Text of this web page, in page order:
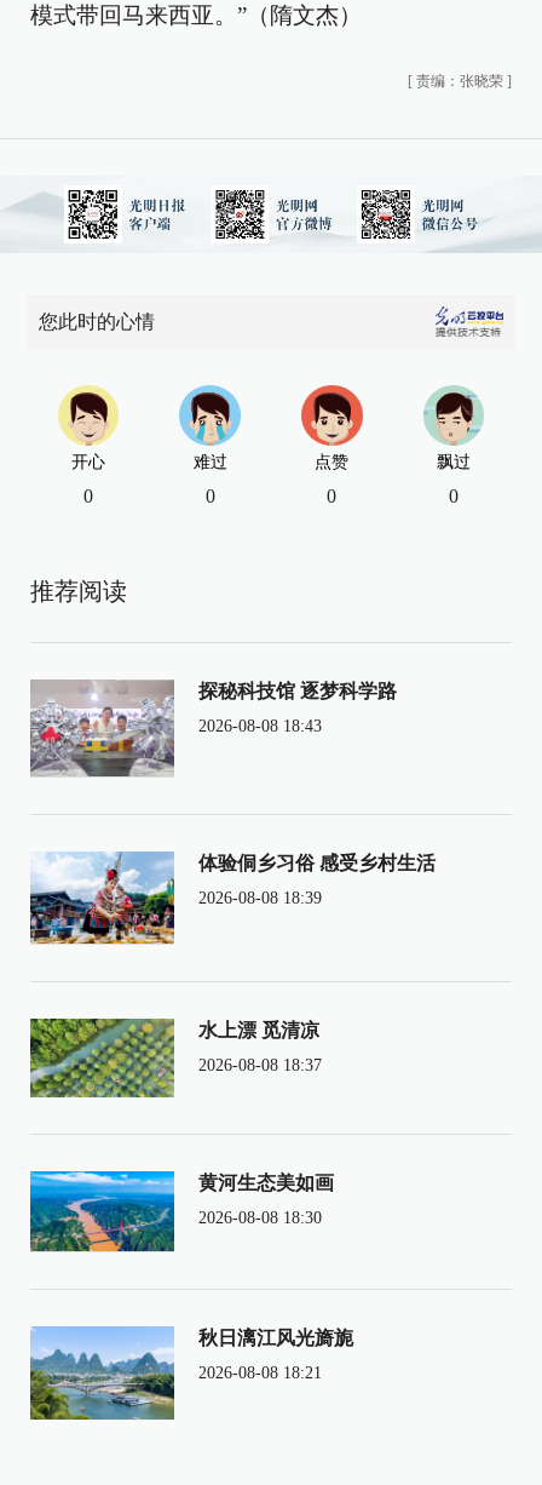
模式带回马来西亚。”（隋文杰）
[ 责编：张晓荣 ]
您此时的心情
开心
0
难过
0
点赞
0
飘过
0
推荐阅读
探秘科技馆 逐梦科学路
2026-08-08 18:43
体验侗乡习俗 感受乡村生活
2026-08-08 18:39
水上漂 觅清凉
2026-08-08 18:37
黄河生态美如画
2026-08-08 18:30
秋日漓江风光旖旎
2026-08-08 18:21